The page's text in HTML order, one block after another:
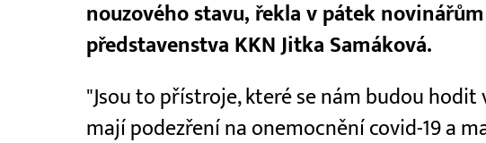
nouzového stavu, řekla v pátek
představenstva KKN Jitka Samáková.
"Jsou to přístroje, které se nám budou
mají podezření na onemocnění covid-19 a